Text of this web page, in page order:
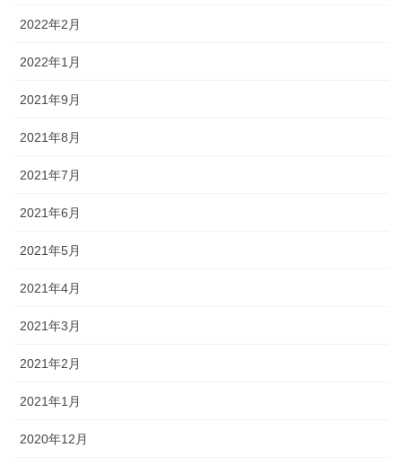
2022年2月
2022年1月
2021年9月
2021年8月
2021年7月
2021年6月
2021年5月
2021年4月
2021年3月
2021年2月
2021年1月
2020年12月